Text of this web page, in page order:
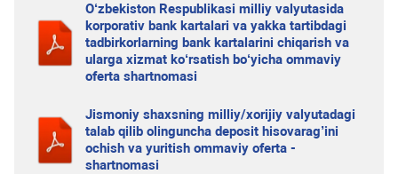
O‘zbekiston Respublikasi milliy valyutasida
korporativ bank kartalari va yakka tartibdagi
tadbirkorlarning bank kartalarini chiqarish va
ularga xizmat ko‘rsatish bo‘yicha ommaviy
oferta shartnomasi
Jismoniy shaxsning milliy/xorijiy valyutadagi
talab qilib olinguncha deposit hisovarag’ini
ochish va yuritish ommaviy oferta -
shartnomasi